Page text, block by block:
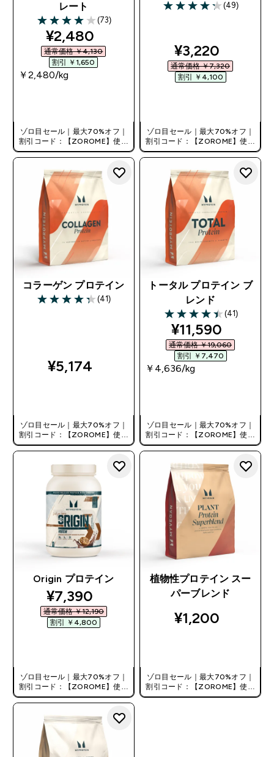
レート
4 out of 5 stars
(73)
discounted price
¥2,480‎
通常価格 ￥4,130‎
割引 ￥1,650‎
￥2,480‎/kg
ゾロ目セール｜最大70%オフ｜
割引コード：【ZOROME】使用
で追加10%オフ！
4.22 out of 5 stars
(49)
discounted
¥3,220‎
通常価格 ￥7,320‎
割引 ￥4,100‎
ゾロ目セール｜最大70%オフ｜
割引コード：【ZOROME】使用
で追加10%オフ！
コラーゲン プロテイン
4.29 out of 5 stars
(41)
¥5,174‎
ゾロ目セール｜最大70%オフ｜
割引コード：【ZOROME】使用
で追加10%オフ！
トータル プロテイン ブ
レンド
4.46 out of 5 stars
(41)
discounted
¥11,590‎
通常価格 ￥19,060‎
割引 ￥7,470‎
￥4,636‎/kg
ゾロ目セール｜最大70%オフ｜
割引コード：【ZOROME】使用
で追加10%オフ！
Origin プロテイン
discounted price
¥7,390‎
通常価格 ￥12,190‎
割引 ￥4,800‎
ゾロ目セール｜最大70%オフ｜
割引コード：【ZOROME】使用
で追加10%オフ！
植物性プロテイン スー
パーブレンド
¥1,200‎
ゾロ目セール｜最大70%オフ｜
割引コード：【ZOROME】使用
で追加10%オフ！